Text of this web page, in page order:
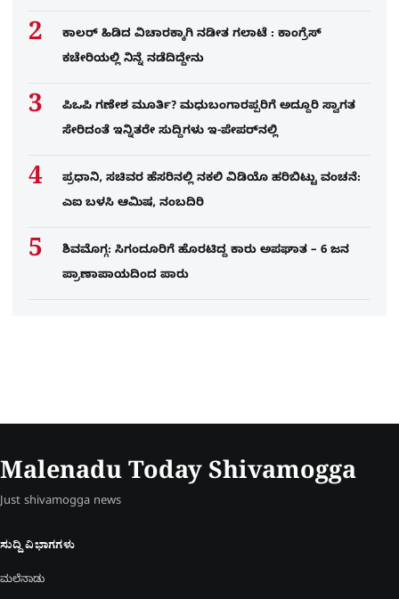
ಕಾಲರ್​​​ ಹಿಡಿದ ವಿಚಾರಕ್ಕಾಗಿ ನಡೀತ ಗಲಾಟೆ : ಕಾಂಗ್ರೆಸ್​
ಕಚೇರಿಯಲ್ಲಿ ನಿನ್ನೆ ನಡೆದಿದ್ದೇನು
ಪಿಒಪಿ ಗಣೇಶ ಮೂರ್ತಿ? ಮಧುಬಂಗಾರಪ್ಪರಿಗೆ ಅದ್ದೂರಿ ಸ್ವಾಗತ
ಸೇರಿದಂತೆ ಇನ್ನಿತರೇ ಸುದ್ದಿಗಳು ಇ-ಪೇಪರ್​ನಲ್ಲಿ
ಪ್ರಧಾನಿ, ಸಚಿವರ ಹೆಸರಿನಲ್ಲಿ ನಕಲಿ ವಿಡಿಯೊ ಹರಿಬಿಟ್ಟು ವಂಚನೆ:
ಎಐ ಬಳಸಿ ಆಮಿಷ, ನಂಬದಿರಿ
ಶಿವಮೊಗ್ಗ: ಸಿಗಂದೂರಿಗೆ ಹೊರಟಿದ್ದ ಕಾರು ಅಪಘಾತ – 6 ಜನ
ಪ್ರಾಣಾಪಾಯದಿಂದ ಪಾರು
Malenadu Today Shivamogga
Just shivamogga news
ಸುದ್ದಿ ವಿಭಾಗಗಳು
ಮಲೆನಾಡು